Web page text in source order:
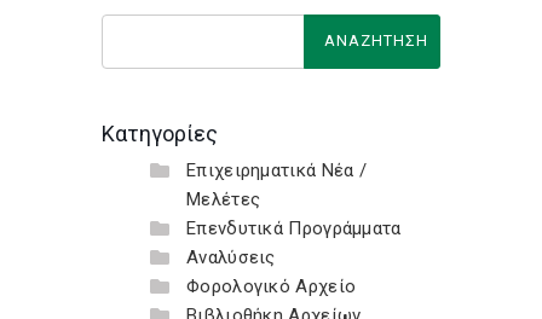
Κατηγορίες
Επιχειρηματικά Νέα /
Μελέτες
Επενδυτικά Προγράμματα
Αναλύσεις
Φορολογικό Αρχείο